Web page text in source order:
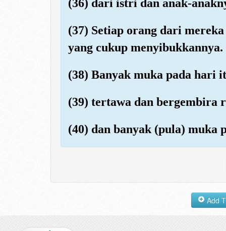
(36) dari istri dan anak-
(37) Setiap orang dari
yang cukup menyibukkannya.
(38) Banyak muka pada hari
(39) tertawa dan bergembira
(40) dan banyak (pula) muka